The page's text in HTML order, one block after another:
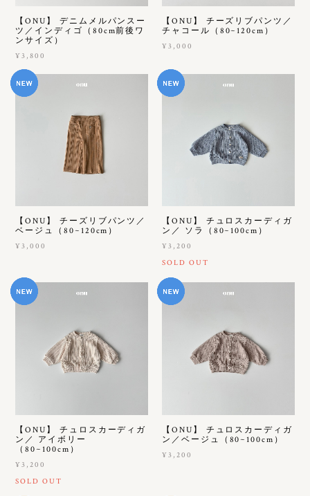
【ONU】 デニムメルパンスー
ツ／インディゴ（80cm前後ワ
ンサイズ）
¥3,800
【ONU】 チーズリブパンツ／
チャコール（80~120cm）
¥3,000
【ONU】 チーズリブパンツ／
ベージュ（80~120cm）
¥3,000
【ONU】 チュロスカーディガ
ン／ ソラ（80~100cm）
¥3,200
SOLD OUT
【ONU】 チュロスカーディガ
ン／ アイボリー
（80~100cm）
¥3,200
SOLD OUT
【ONU】 チュロスカーディガ
ン／ベージュ（80~100cm）
¥3,200